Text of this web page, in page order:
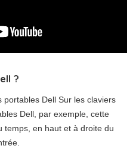
?
Dell Sur les claviers
Dell, par exemple, cette
temps, en haut et à droite du